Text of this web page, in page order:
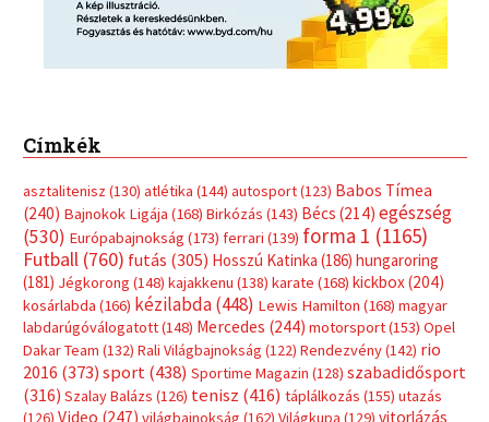
Címkék
asztalitenisz (130) atlétika (144) autosport(123) Babos Tímea
(240) Bajnokok Ligája (168) Birkózás (143) Bécs (214) egészség
(530) Európabajnokság (173) ferrari (139) forma 1 (1165)
Futball (760) futás (305) Hosszú Katinka (186) hungaroring
(181) Jégkorong (148) kajakkenu (138) karate (168) kickbox(204)
kosárlabda (166) kézilabda(448) Lewis Hamilton (168) magyar
labdarúgóválogatott(148) Mercedes (244) motorsport(153) Opel
Dakar Team (132) Rali Világbajnokság (122) Rendezvény(142) rio
2016 (373) sport(438) Sportime Magazin (128) szabadidősport
(316) Szalay Balázs (126) tenisz (416) táplálkozás (155) utazás
(126) Video (247) világbajnokság (162) Világkupa (129) vitorlázás